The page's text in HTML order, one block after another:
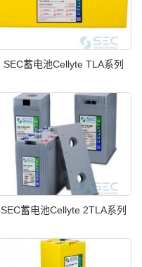
SEC蓄电池Cellyte TLA系列
SEC蓄电池Cellyte 2TLA系列